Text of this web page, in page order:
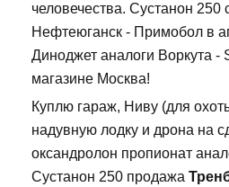
человечества. Сустанон 250
Нефтеюганск - Примобол в
Диноджет аналоги Воркута -
магазине Москва!
Куплю гараж, Ниву (для
надувную лодку и дрона на
оксандролон пропионат
Сустанон 250 продажа